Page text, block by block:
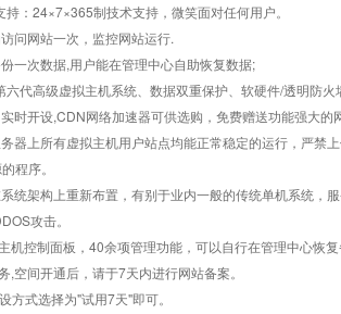
持：24×7×365制技术支持，微笑面对任何用户。
问网站一次，监控网站运行.
一次数据,用户能在管理中心自助恢复数据;
六代高级虚拟主机系统、数据双重保护、软硬件/透明防火
时开设,CDN网络加速器可供选购，免费赠送功能强大
器上所有虚拟主机用户站点均能正常稳定的运行，严禁
程序。
统架构上重新布置，有别于业内一般的传统单机系统，
攻击。
机控制面板，40余项管理功能，可以自行在管理中心恢
,空间开通后，请于7天内进行网站备案。
方式选择为"试用7天"即可。